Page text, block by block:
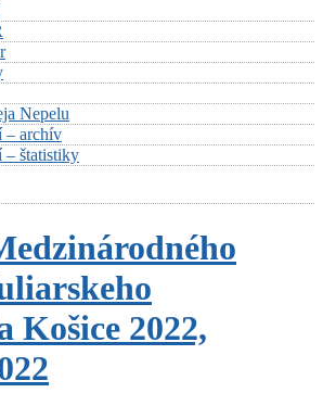
Nepelu
– archív
štatistiky
Košice 2022,